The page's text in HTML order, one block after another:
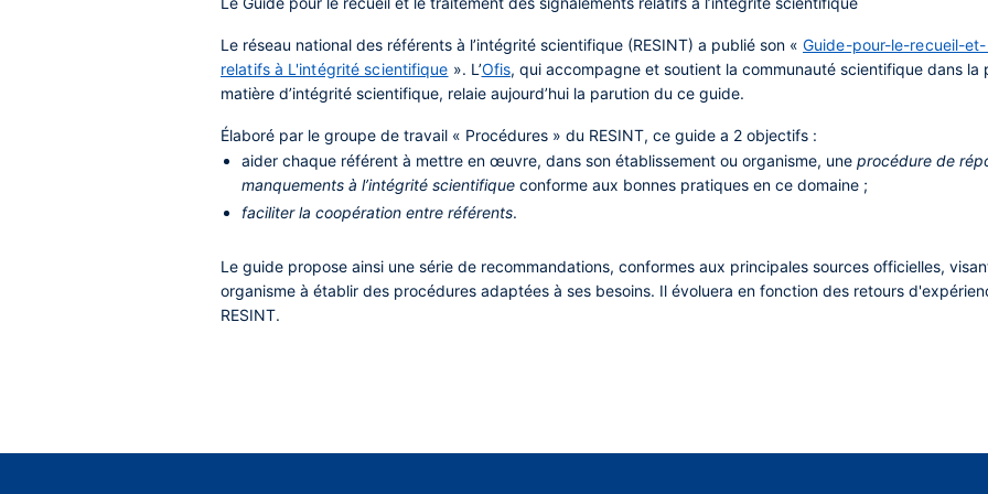
Le réseau national des référents à l’intégrité scientifique (RESINT) a publié son « Guide-pour-le-recueil-
relatifs à L'intégrité scientifique ». L’Ofis, qui accompagne et soutient la communauté scientifique dans la
matière d’intégrité scientifique, relaie aujourd’hui la parution du ce guide.
Élaboré par le groupe de travail « Procédures » du RESINT, ce guide a 2 objectifs :
aider chaque référent à mettre en œuvre, dans son établissement ou organisme, uneprocédure de
manquements à l’intégrité scientifiqueconforme aux bonnes pratiques en ce domaine ;
faciliter la coopération entre référents.
Le guide propose ainsi une série de recommandations, conformes aux principales sources officielles,
organisme à établir des procédures adaptées à ses besoins. Il évoluera en fonction des retours
RESINT.